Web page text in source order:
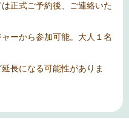
正式ご予約後、ご連絡いた
ーから参加可能。大人１名
長になる可能性がありま